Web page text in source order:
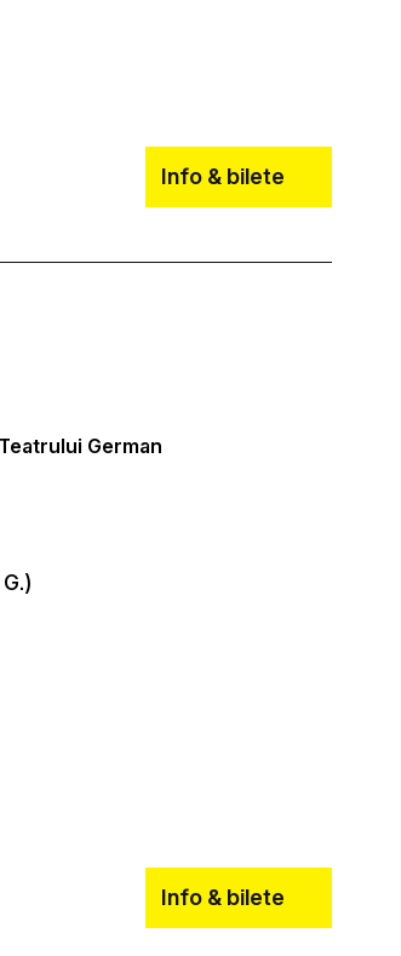
Info & bilete
German
Info & bilete